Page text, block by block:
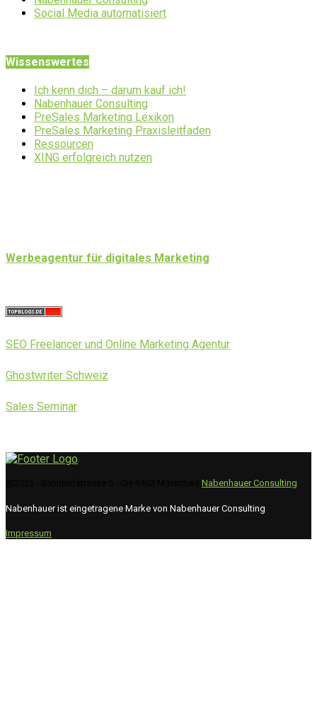
Social Media automatisiert
Wissenswertes
Ich kenn dich – darum kauf ich!
Nabenhauer Consulting
PreSales Marketing Lexikon
PreSales Marketing Praxisleitfaden
Ressourcen
XING erfolgreich nutzen
Werbeagentur für digitales Marketing
SEO Freelancer und Online Marketing Agentur
Ghostwriter Schweiz
Sales Seminar
Nabenhauer Consulting
Nabenhauer ist eingetragene Marke von Nabenhauer Consulting
Impressum